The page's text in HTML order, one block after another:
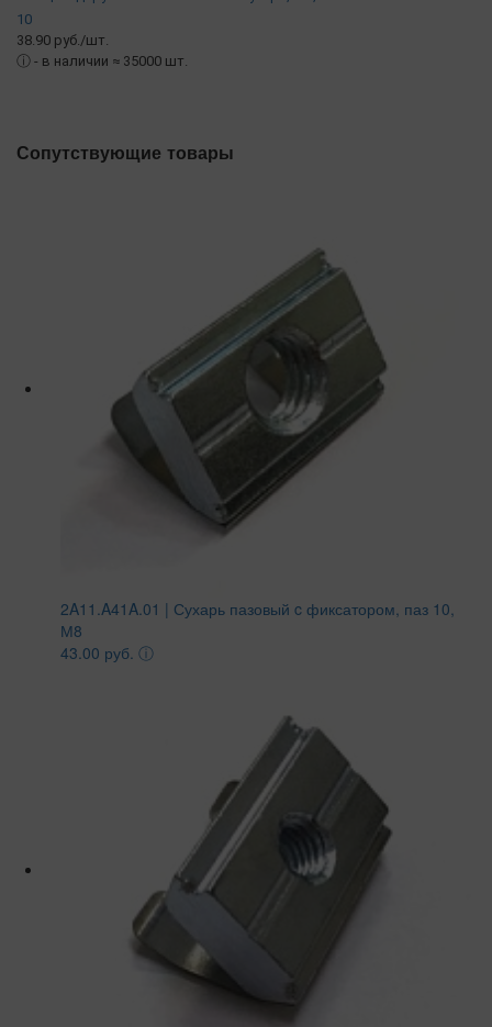
10
38.90 руб./шт.
ⓘ - в наличии ≈ 35000 шт.
Сопутствующие товары
2A11.A41A.01 | Сухарь пазовый c фиксатором, паз 10,
М8
43.00 руб. ⓘ